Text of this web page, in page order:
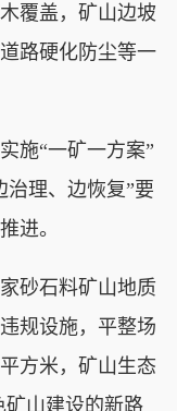
覆盖，矿山边坡
路硬化防尘等一
施“一矿一方案”
治理、边恢复”要
进。
砂石料矿山地质
规设施，平整场
方米，矿山生态
矿山建设的新路